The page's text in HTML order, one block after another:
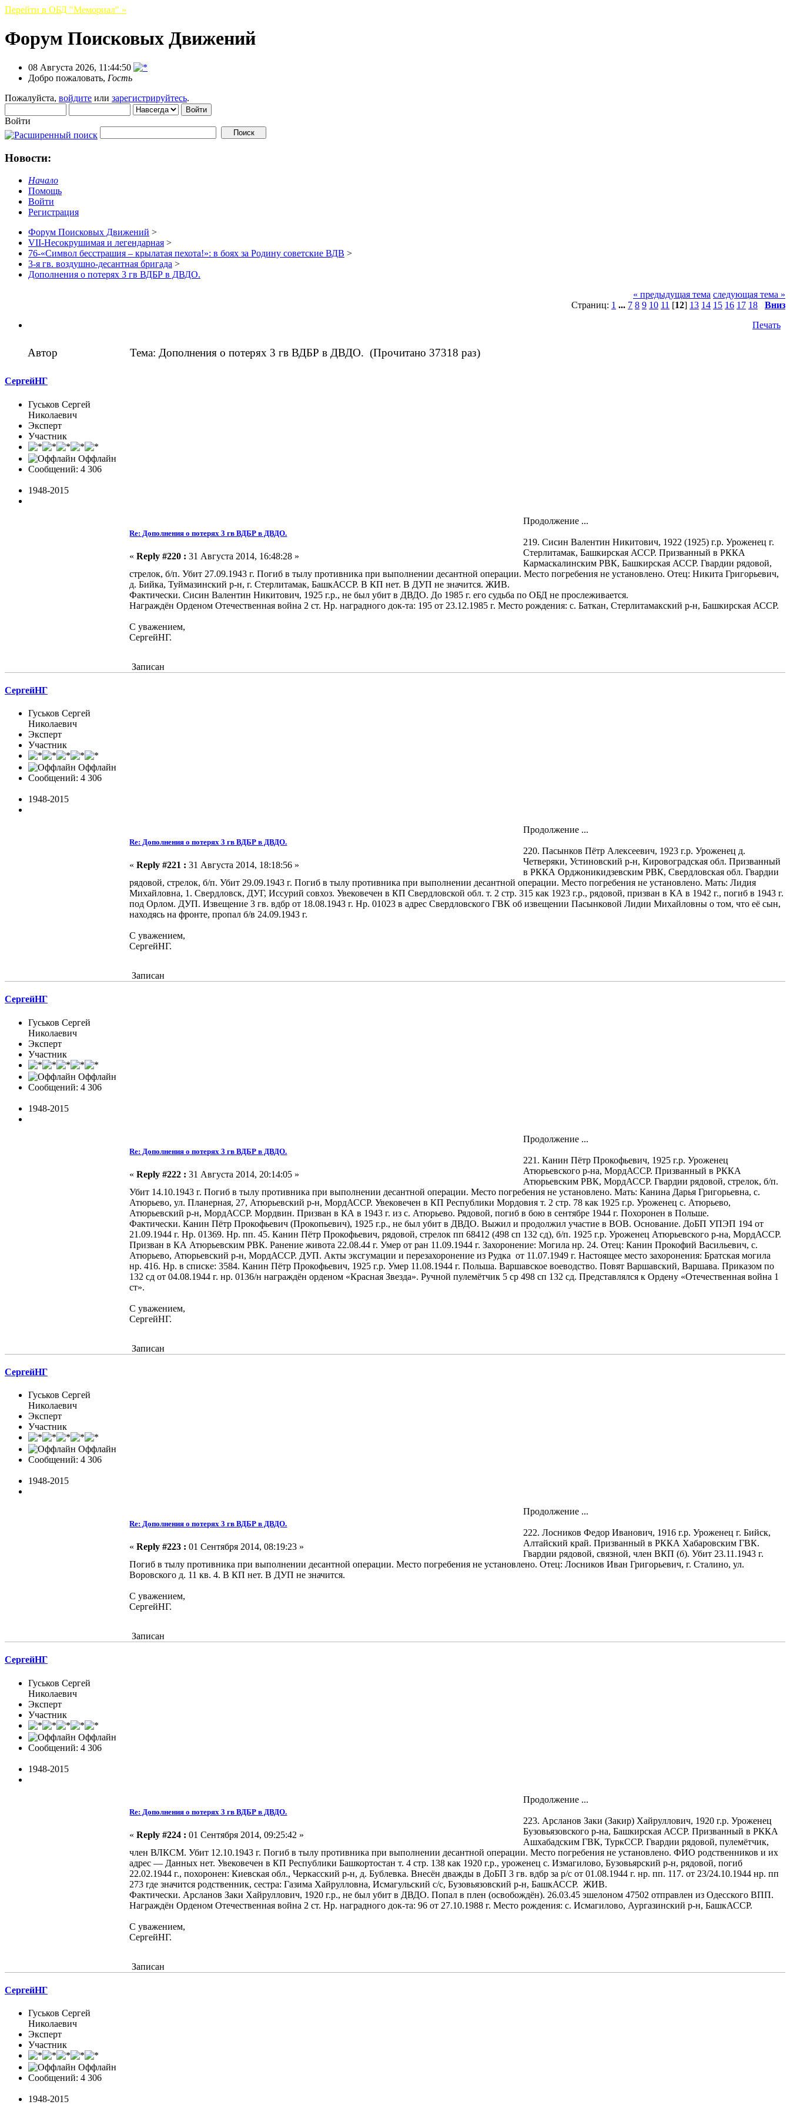
Перейти в ОБД "Мемориал" »
Форум Поисковых Движений
08 Августа 2026, 11:44:50
Добро пожаловать, Гость
Пожалуйста, войдите или зарегистрируйтесь.
Войти
Новости:
Начало
Помощь
Войти
Регистрация
Форум Поисковых Движений >
VII-Несокрушимая и легендарная >
76-«Символ бесстрашия – крылатая пехота!»: в боях за Родину советские ВДВ >
3-я гв. воздушно-десантная бригада >
Дополнения о потерях 3 гв ВДБР в ДВДО.
« предыдущая тема следующая тема »
Страниц: 1 ... 7 8 9 10 11 [12] 13 14 15 16 17 18
Вниз
Печать
Автор Тема: Дополнения о потерях 3 гв ВДБР в ДВДО. (Прочитано 37318 раз)
СергейНГ
Гуськов Сергей
Николаевич
Эксперт
Участник
Оффлайн
Сообщений: 4 306
1948-2015
Re: Дополнения о потерях 3 гв ВДБР в ДВДО.
«Reply #220 : 31 Августа 2014, 16:48:28 »
Продолжение ...
219. Сисин Валентин Никитович, 1922 (1925) г.р. Уроженец г.
Стерлитамак, Башкирская АССР. Призванный в РККА
Кармаскалинским РВК, Башкирская АССР. Гвардии рядовой,
стрелок, б/п. Убит 27.09.1943 г. Погиб в тылу противника при выполнении десантной операции. Место погребения не установлено. Отец: Никита Григорьевич,
д. Бийка, Туймазинский р-н, г. Стерлитамак, БашкАССР. В КП нет. В ДУП не значится. ЖИВ.
Фактически. Сисин Валентин Никитович, 1925 г.р., не был убит в ДВДО. До 1985 г. его судьба по ОБД не прослеживается.
Награждён Орденом Отечественная война 2 ст. Нр. наградного док-та: 195 от 23.12.1985 г. Место рождения: с. Баткан, Стерлитамакский р-н, Башкирская АССР.
С уважением,
СергейНГ.
Записан
СергейНГ
Гуськов Сергей
Николаевич
Эксперт
Участник
Оффлайн
Сообщений: 4 306
1948-2015
Re: Дополнения о потерях 3 гв ВДБР в ДВДО.
«Reply #221 : 31 Августа 2014, 18:18:56 »
Продолжение ...
220. Пасынков Пётр Алексеевич, 1923 г.р. Уроженец д.
Четверяки, Устиновский р-н, Кировоградская обл. Призванный
в РККА Орджоникидзевским РВК, Свердловская обл. Гвардии
рядовой, стрелок, б/п. Убит 29.09.1943 г. Погиб в тылу противника при выполнении десантной операции. Место погребения не установлено. Мать: Лидия
Михайловна, 1. Свердловск, ДУГ, Иссурий совхоз. Увековечен в КП Свердловской обл. т. 2 стр. 315 как 1923 г.р., рядовой, призван в КА в 1942 г., погиб в 1943 г.
под Орлом. ДУП. Извещение 3 гв. вдбр от 18.08.1943 г. Нр. 01023 в адрес Свердловского ГВК об извещении Пасынковой Лидии Михайловны о том, что её сын,
находясь на фронте, пропал б/в 24.09.1943 г.
С уважением,
СергейНГ.
Записан
СергейНГ
Гуськов Сергей
Николаевич
Эксперт
Участник
Оффлайн
Сообщений: 4 306
1948-2015
Re: Дополнения о потерях 3 гв ВДБР в ДВДО.
«Reply #222 : 31 Августа 2014, 20:14:05 »
Продолжение ...
221. Канин Пётр Прокофьевич, 1925 г.р. Уроженец
Атюрьевского р-на, МордАССР. Призванный в РККА
Атюрьевским РВК, МордАССР. Гвардии рядовой, стрелок, б/п.
Убит 14.10.1943 г. Погиб в тылу противника при выполнении десантной операции. Место погребения не установлено. Мать: Канина Дарья Григорьевна, с.
Атюрьево, ул. Планерная, 27, Атюрьевский р-н, МордАССР. Увековечен в КП Республики Мордовия т. 2 стр. 78 как 1925 г.р. Уроженец с. Атюрьево,
Атюрьевский р-н, МордАССР. Мордвин. Призван в КА в 1943 г. из с. Атюрьево. Рядовой, погиб в бою в сентябре 1944 г. Похоронен в Польше.
Фактически. Канин Пётр Прокофьевич (Прокопьевич), 1925 г.р., не был убит в ДВДО. Выжил и продолжил участие в ВОВ. Основание. ДоБП УПЭП 194 от
21.09.1944 г. Нр. 01369. Нр. пп. 45. Канин Пётр Прокофьевич, рядовой, стрелок пп 68412 (498 сп 132 сд), б/п. 1925 г.р. Уроженец Атюрьевского р-на, МордАССР.
Призван в КА Атюрьевским РВК. Ранение живота 22.08.44 г. Умер от ран 11.09.1944 г. Захоронение: Могила нр. 24. Отец: Канин Прокофий Васильевич, с.
Атюрьево, Атюрьевский р-н, МордАССР. ДУП. Акты эксгумации и перезахоронение из Рудка от 11.07.1949 г. Настоящее место захоронения: Братская могила
нр. 416. Нр. в списке: 3584. Канин Пётр Прокофьевич, 1925 г.р. Умер 11.08.1944 г. Польша. Варшавское воеводство. Повят Варшавский, Варшава. Приказом по
132 сд от 04.08.1944 г. нр. 0136/н награждён орденом «Красная Звезда». Ручной пулемётчик 5 ср 498 сп 132 сд. Представлялся к Ордену «Отечественная война 1
ст».
С уважением,
СергейНГ.
Записан
СергейНГ
Гуськов Сергей
Николаевич
Эксперт
Участник
Оффлайн
Сообщений: 4 306
1948-2015
Re: Дополнения о потерях 3 гв ВДБР в ДВДО.
«Reply #223 : 01 Сентября 2014, 08:19:23 »
Продолжение ...
222. Лосников Федор Иванович, 1916 г.р. Уроженец г. Бийск,
Алтайский край. Призванный в РККА Хабаровским ГВК.
Гвардии рядовой, связной, член ВКП (б). Убит 23.11.1943 г.
Погиб в тылу противника при выполнении десантной операции. Место погребения не установлено. Отец: Лосников Иван Григорьевич, г. Сталино, ул.
Воровского д. 11 кв. 4. В КП нет. В ДУП не значится.
С уважением,
СергейНГ.
Записан
СергейНГ
Гуськов Сергей
Николаевич
Эксперт
Участник
Оффлайн
Сообщений: 4 306
1948-2015
Re: Дополнения о потерях 3 гв ВДБР в ДВДО.
«Reply #224 : 01 Сентября 2014, 09:25:42 »
Продолжение ...
223. Арсланов Заки (Закир) Хайруллович, 1920 г.р. Уроженец
Бузовьязовского р-на, Башкирская АССР. Призванный в РККА
Ашхабадским ГВК, ТуркССР. Гвардии рядовой, пулемётчик,
член ВЛКСМ. Убит 12.10.1943 г. Погиб в тылу противника при выполнении десантной операции. Место погребения не установлено. ФИО родственников и их
адрес — Данных нет. Увековечен в КП Республики Башкортостан т. 4 стр. 138 как 1920 г.р., уроженец с. Измагилово, Бузовьярский р-н, рядовой, погиб
22.02.1944 г., похоронен: Киевская обл., Черкасский р-н, д. Бублевка. Внесён дважды в ДоБП 3 гв. вдбр за р/с от 01.08.1944 г. нр. пп. 117. от 23/24.10.1944 нр. пп
273 где значится родственник, сестра: Газима Хайрулловна, Исмагульский с/с, Бузовьязовский р-н, БашкАССР. ЖИВ.
Фактически. Арсланов Заки Хайруллович, 1920 г.р., не был убит в ДВДО. Попал в плен (освобождён). 26.03.45 эшелоном 47502 отправлен из Одесского ВПП.
Награждён Орденом Отечественная война 2 ст. Нр. наградного док-та: 96 от 27.10.1988 г. Место рождения: с. Исмагилово, Аургазинский р-н, БашкАССР.
С уважением,
СергейНГ.
Записан
СергейНГ
Гуськов Сергей
Николаевич
Эксперт
Участник
Оффлайн
Сообщений: 4 306
1948-2015